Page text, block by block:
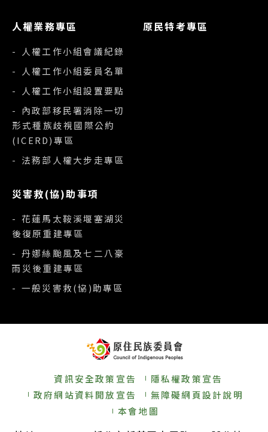
人權業務專區
- 人權工作小組會議紀錄
- 人權工作小組委員名單
- 人權工作小組設置要點
- 內政部移民署消除一切
形式種族歧視國際公約
(ICERD)專區
- 法務部人權大步走專區
原民特考專區
災害救(協)助事項
- 花蓮馬太鞍溪堰塞湖災
後復原重建專區
- 丹娜絲颱風及七二八豪
雨災後重建專區
- 一般災害救(協)助專區
資訊安全政策宣告
隱私權政策宣告
政府網站資料開放宣告
無障礙網頁設計說明
本會地圖